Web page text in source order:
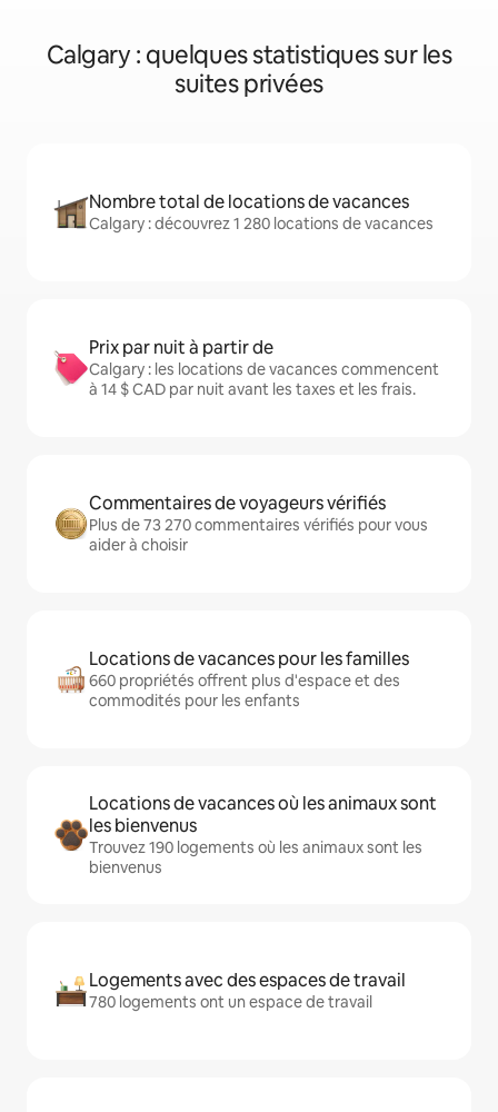
Calgary : quelques statistiques sur les
suites privées
Nombre total de locations de vacances
Calgary : découvrez 1 280 locations de vacances
Prix par nuit à partir de
Calgary : les locations de vacances commencent
à 14 $ CAD par nuit avant les taxes et les frais.
Commentaires de voyageurs vérifiés
Plus de 73 270 commentaires vérifiés pour vous
aider à choisir
Locations de vacances pour les familles
660 propriétés offrent plus d'espace et des
commodités pour les enfants
Locations de vacances où les animaux sont
les bienvenus
Trouvez 190 logements où les animaux sont les
bienvenus
Logements avec des espaces de travail
780 logements ont un espace de travail